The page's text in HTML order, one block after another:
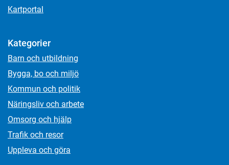
Kartportal
Kategorier
Barn och utbildning
Bygga, bo och miljö
Kommun och politik
Näringsliv och arbete
Omsorg och hjälp
Trafik och resor
Uppleva och göra